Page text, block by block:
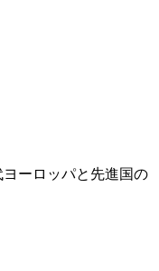
ーロッパと先進国の